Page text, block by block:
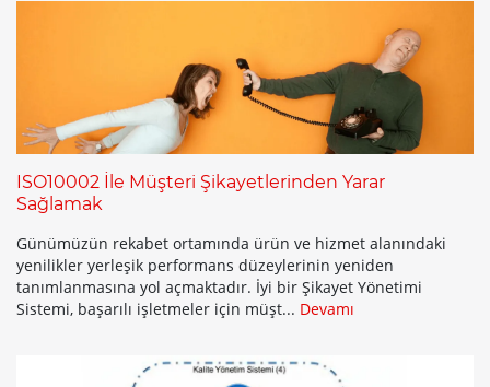
ISO10002 İle Müşteri Şikayetlerinden Yarar
Sağlamak
Günümüzün rekabet ortamında ürün ve hizmet alanındaki
yenilikler yerleşik performans düzeylerinin yeniden
tanımlanmasına yol açmaktadır. İyi bir Şikayet Yönetimi
Sistemi, başarılı işletmeler için müşt... Devamı